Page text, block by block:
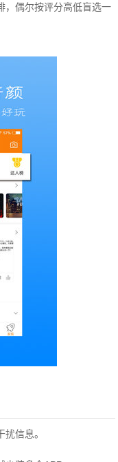
，偶尔按评分高低盲选一
信息。